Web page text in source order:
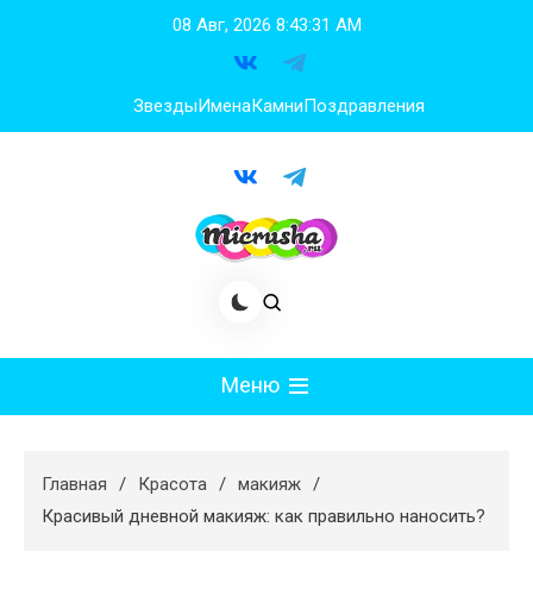
08 Авг, 2026 8:43:32 AM
ЗвездыИменаКамниПоздравления
Меню
Худеем
Главная Красота
макияж
Красивый дневной макияж: как правильно наносить?